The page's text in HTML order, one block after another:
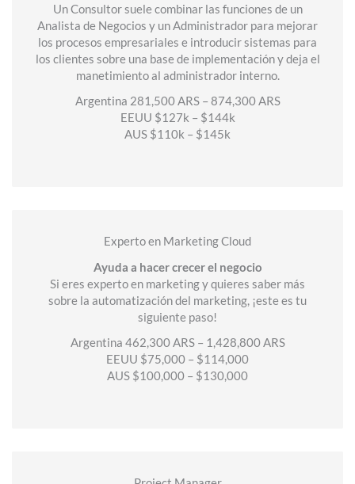
Un Consultor suele combinar las funciones de un
Analista de Negocios y un Administrador para mejorar
los procesos empresariales e introducir sistemas para
los clientes sobre una base de implementación y deja el
manetimiento al administrador interno.
Argentina 281,500 ARS – 874,300 ARS
EEUU $127k – $144k
AUS $110k – $145k
Experto en Marketing Cloud
Ayuda a hacer crecer el negocio
Si eres experto en marketing y quieres saber más
sobre la automatización del marketing, ¡este es tu
siguiente paso!
Argentina 462,300 ARS – 1,428,800 ARS
EEUU $75,000 – $114,000
AUS $100,000 – $130,000